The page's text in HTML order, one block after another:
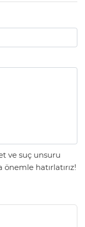
ve suç unsuru
hatırlatırız!